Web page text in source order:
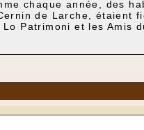
chaque année, des
de Larche, étaient
Patrimoni et les Amis